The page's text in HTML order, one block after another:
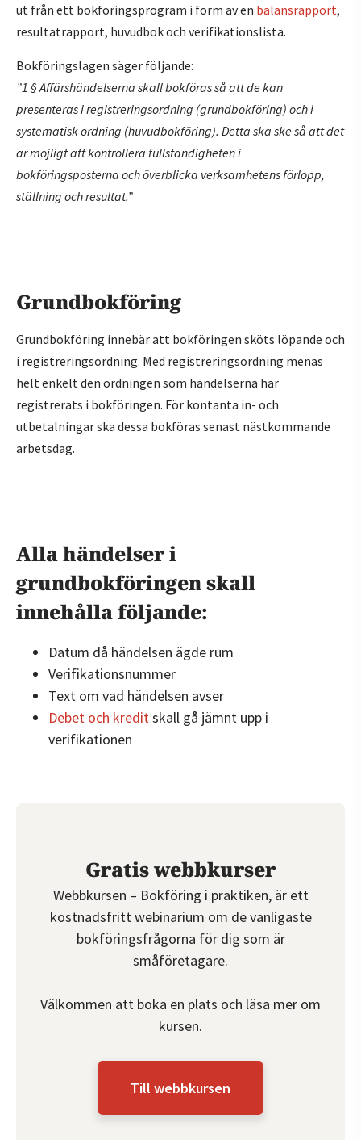
ut från ett bokföringsprogram i form av en balansrapport,
resultatrapport, huvudbok och verifikationslista.
Bokföringslagen säger följande:
”1 § Affärshändelserna skall bokföras så att de kan
presenteras i registreringsordning (grundbokföring) och i
systematisk ordning (huvudbokföring). Detta ska ske så att det
är möjligt att kontrollera fullständigheten i
bokföringsposterna och överblicka verksamhetens förlopp,
ställning och resultat.”
Grundbokföring
Grundbokföring innebär att bokföringen sköts löpande och
i registreringsordning. Med registreringsordning menas
helt enkelt den ordningen som händelserna har
registrerats i bokföringen. För kontanta in- och
utbetalningar ska dessa bokföras senast nästkommande
arbetsdag.
Alla händelser i
grundbokföringen skall
innehålla följande:
Datum då händelsen ägde rum
Verifikationsnummer
Text om vad händelsen avser
Debet och kreditskall gå jämnt upp i
verifikationen
Gratis webbkurser
Webbkursen – Bokföring i praktiken, är ett
kostnadsfritt webinarium om de vanligaste
bokföringsfrågorna för dig som är
småföretagare.
Välkommen att boka en plats och läsa mer om
kursen.
Till webbkursen